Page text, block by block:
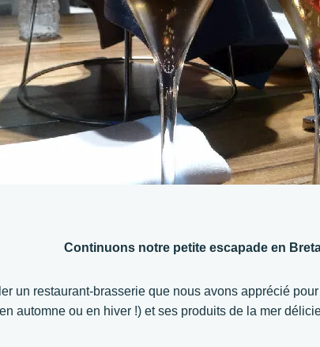
Continuons notre petite escapade en
un restaurant-brasserie que nous avons apprécié
automne ou en hiver !) et ses produits de la mer